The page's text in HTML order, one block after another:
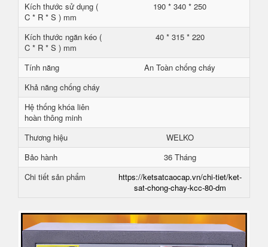
Kích thước sử dụng (
C * R * S ) mm
190 * 340 * 250
Kích thước ngăn kéo (
C * R * S ) mm
40 * 315 * 220
Tính năng
An Toàn chống cháy
Khả năng chống cháy
Hệ thống khóa liên
hoàn thông minh
Thương hiệu
WELKO
Bảo hành
36 Tháng
Chi tiết sản phẩm
https://ketsatcaocap.vn/chi-tiet/ket-
sat-chong-chay-kcc-80-dm